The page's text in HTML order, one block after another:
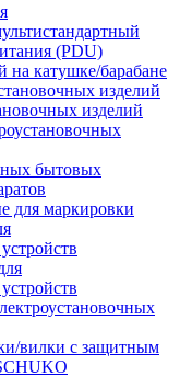
(PDU)
на катушке/барабане
изделий
бытовых
для маркировки
вилки с защитным